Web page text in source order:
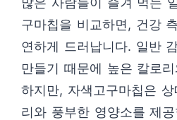
구마칩을 비교하면, 건강
연하게 드러납니다. 일반
만들기 때문에 높은 칼로
하지만, 자색고구마칩은
리와 풍부한 영양소를 제